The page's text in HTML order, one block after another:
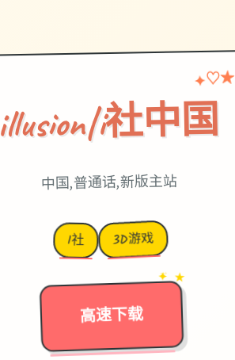
illusion|i社中国
✦♡★
中国,普通话,新版主站
I社 3D游戏
高速下载
→
✦ ★